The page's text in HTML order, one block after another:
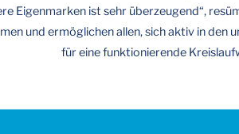
Eigenmarken ist sehr überzeugend“,
und ermöglichen allen, sich aktiv in den
für eine funktionierende